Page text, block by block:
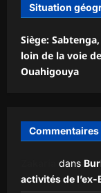
Situation
Siège:
loin de la voie
Ouahigouya
dans
activités de l’ex-